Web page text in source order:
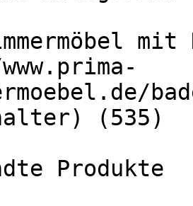
(535)
Produkte